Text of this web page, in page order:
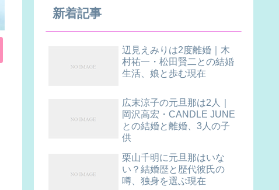
新着記事
辺見えみりは2度離婚｜木
村祐一・松田賢二との結婚
生活、娘と歩む現在
広末涼子の元旦那は2人｜
岡沢高宏・CANDLE JUNE
との結婚と離婚、3人の子
供
栗山千明に元旦那はいな
い？結婚歴と歴代彼氏の
噂、独身を選ぶ現在